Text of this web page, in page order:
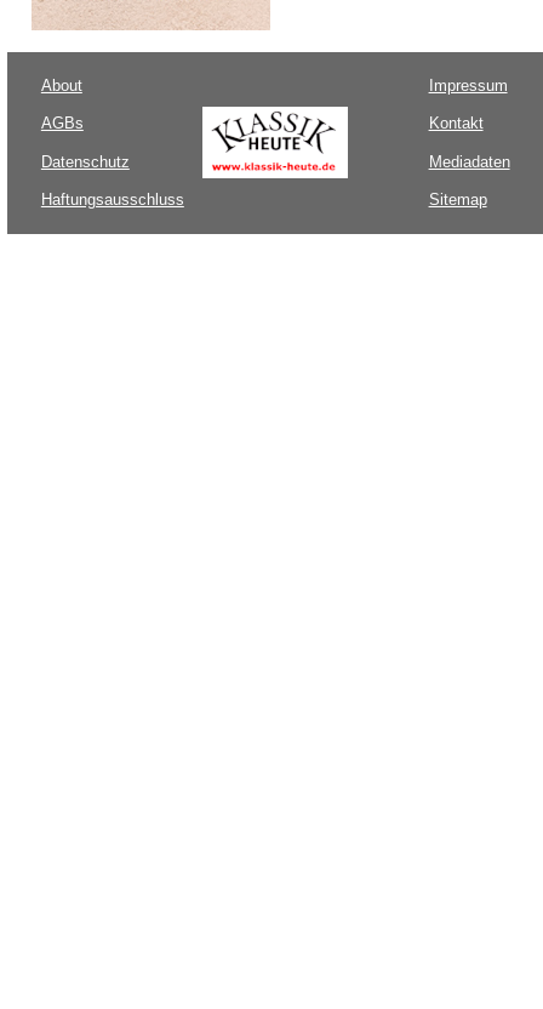
About
AGBs
Datenschutz
Haftungsausschluss
Impressum
Kontakt
Mediadaten
Sitemap